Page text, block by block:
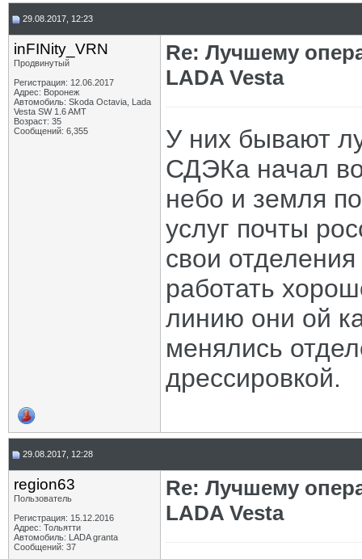
29.08.2017, 12:23
inFINity_VRN
Продвинутый
Регистрация: 12.06.2017
Адрес: Воронеж
Автомобиль: Skoda Octavia, Lada
Vesta SW 1.6 AMT
Возраст: 35
Сообщений: 6,355
Re: Лучшему
LADA Vesta
У них бывают
СДЭКа начал
небо и земля
услуг почты
свои
работать
линию они ой
менялись
дрессировкой.
29.08.2017, 12:28
region63
Пользователь
Регистрация: 15.12.2016
Адрес: Тольятти
Автомобиль: LADA granta
Сообщений: 37
Re: Лучшему
LADA Vesta